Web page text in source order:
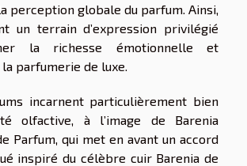
perception globale du parfum. Ainsi,
un terrain d’expression privilégié
la richesse émotionnelle et
parfumerie de luxe.
incarnent particulièrement bien
olfactive, à l’image de Barenia
Parfum, qui met en avant un accord
inspiré du célèbre cuir Barenia de